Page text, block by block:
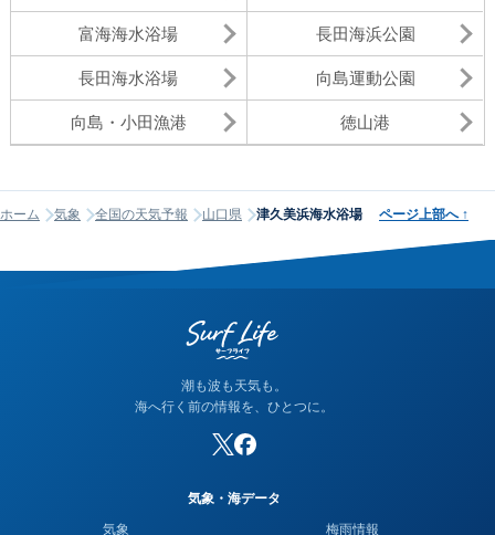
富海海水浴場 長田海浜公園
長田海水浴場 向島運動公園
向島・小田漁港 徳山港
ホーム 気象 全国の天気予報 山口県 津久美浜海水浴場 ページ上部へ ↑
潮も波も天気も。
海へ行く前の情報を、ひとつに。
気象・海データ
気象
梅雨情報